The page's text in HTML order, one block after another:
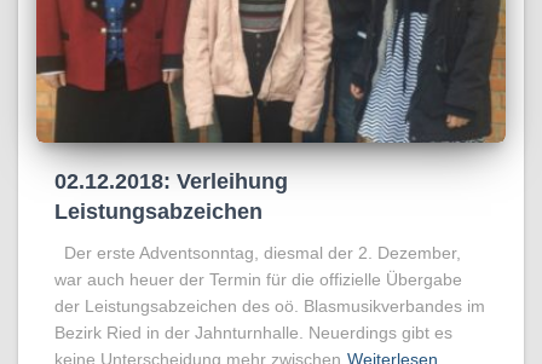
02.12.2018: Verleihung
Leistungsabzeichen
Der erste Adventsonntag, diesmal der 2. Dezember,
war auch heuer der Termin für die offizielle Übergabe
der Leistungsabzeichen des oö. Blasmusikverbandes im
Bezirk Ried in der Jahnturnhalle. Neuerdings gibt es
keine Unterscheidung mehr zwischen Weiterlesen…